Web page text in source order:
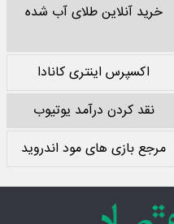
خرید آنلاین طلای آب شده
اکسپرس اینتری کانادا
نقد کردن درآمد یوتیوب
مرجع بازی های مود اندروید